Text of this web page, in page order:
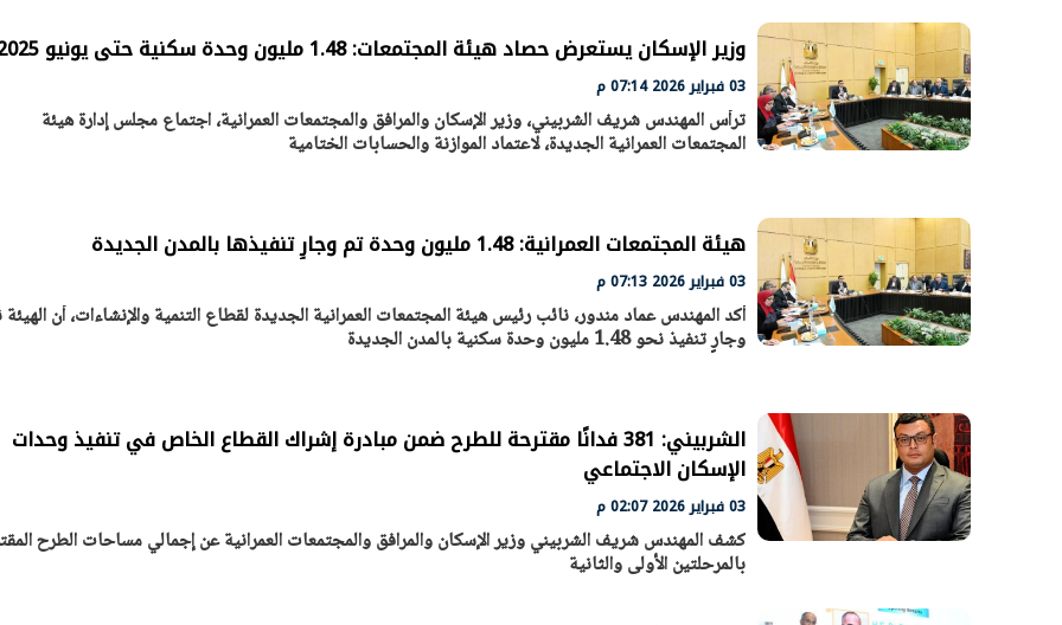
وزير الإسكان يستعرض حصاد هيئة المجتمعات: 1.48 مليون وحدة سكنية حتى يونيو 2025
03 فبراير 2026 07:14 م
ترأس المهندس شريف الشربيني، وزير الإسكان والمرافق والمجتمعات العمرانية، اجتماع مجلس إدارة هيئة
المجتمعات العمرانية الجديدة، لاعتماد الموازنة والحسابات الختامية
هيئة المجتمعات العمرانية: 1.48 مليون وحدة تم وجارٍ تنفيذها بالمدن الجديدة
03 فبراير 2026 07:13 م
أكد المهندس عماد مندور، نائب رئيس هيئة المجتمعات العمرانية الجديدة لقطاع التنمية والإنشاءات، أن
وجارٍ تنفيذ نحو 1.48 مليون وحدة سكنية بالمدن الجديدة
الشربيني: 381 فدانًا مقترحة للطرح ضمن مبادرة إشراك القطاع الخاص في تنفيذ وحدات
الإسكان الاجتماعي
03 فبراير 2026 02:07 م
كشف المهندس شريف الشربيني وزير الإسكان والمرافق والمجتمعات العمرانية عن إجمالي مساحات الطرح
بالمرحلتين الأولى والثانية
افتتاح «إيجبس 2026» بحضور دولي
واسع.. والبترول: مصر تعزز مكانتها
وزيرة الإسكان تكشف عن تصور جديد
لطرح عدد كبير من الوحدات السكنية
الرئيس السيسي: توقف